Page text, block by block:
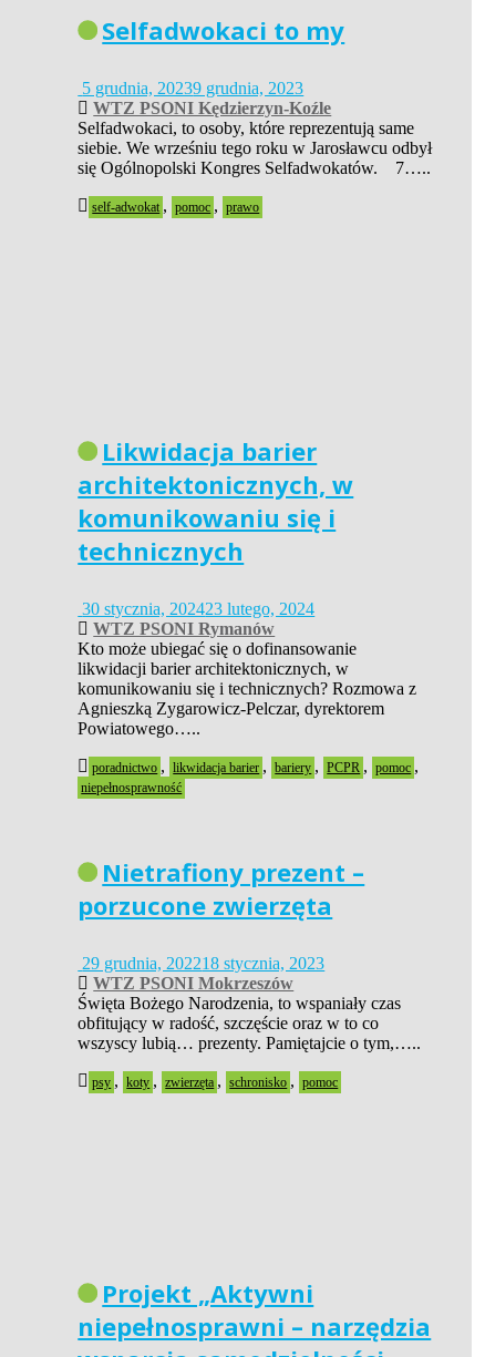
Selfadwokaci to my
5 grudnia, 20239 grudnia, 2023
WTZ PSONI Kędzierzyn-Koźle
Selfadwokaci, to osoby, które reprezentują same
siebie. We wrześniu tego roku w Jarosławcu odbył
się Ogólnopolski Kongres Selfadwokatów. 7…..
self-adwokat , pomoc , prawo
Likwidacja barier
architektonicznych, w
komunikowaniu się i
technicznych
30 stycznia, 202423 lutego, 2024
WTZ PSONI Rymanów
Kto może ubiegać się o dofinansowanie
likwidacji barier architektonicznych, w
komunikowaniu się i technicznych? Rozmowa z
Agnieszką Zygarowicz-Pelczar, dyrektorem
Powiatowego…..
poradnictwo , likwidacja barier , bariery , PCPR , pomoc ,
niepełnosprawność
Nietrafiony prezent –
porzucone zwierzęta
29 grudnia, 202218 stycznia, 2023
WTZ PSONI Mokrzeszów
Święta Bożego Narodzenia, to wspaniały czas
obfitujący w radość, szczęście oraz w to co
wszyscy lubią… prezenty. Pamiętajcie o tym,…..
psy , koty , zwierzęta , schronisko , pomoc
Projekt „Aktywni
niepełnosprawni – narzędzia